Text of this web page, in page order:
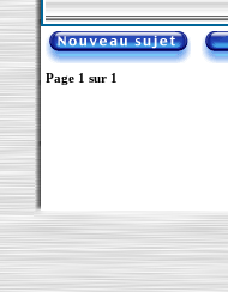
Page 1 sur 1